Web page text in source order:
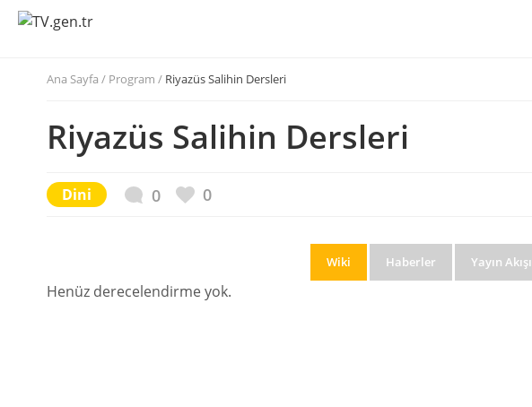
Ana Sayfa / Program / Riyazüs Salihin Dersleri
Riyazüs Salihin Dersleri
Dini 0 0
Yayın Akışı
Haberler
Wiki
Henüz derecelendirme yok.